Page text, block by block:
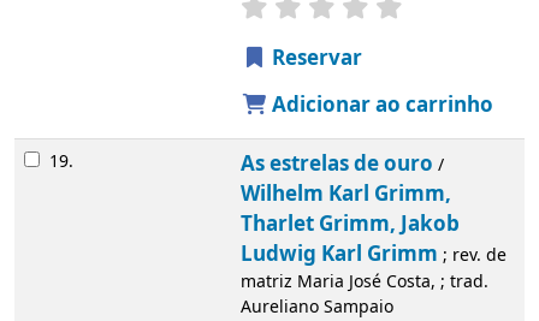
Reservar
Adicionar ao carrinho
19. As estrelas de ouro /
Wilhelm Karl Grimm,
Tharlet Grimm, Jakob
Ludwig Karl Grimm ; rev. de
matriz Maria José Costa, ; trad.
Aureliano Sampaio